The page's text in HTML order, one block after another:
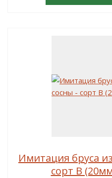
Имитация бруса
сорт B